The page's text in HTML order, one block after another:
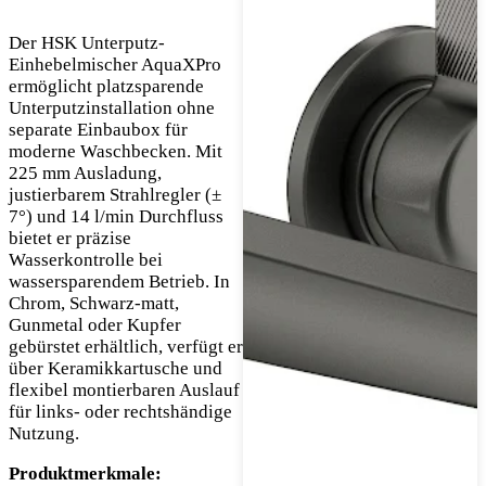
Der HSK Unterputz-
Einhebelmischer AquaXPro
ermöglicht platzsparende
Unterputzinstallation ohne
separate Einbaubox für
moderne Waschbecken. Mit
225 mm Ausladung,
justierbarem Strahlregler (±
7°) und 14 l/min Durchfluss
bietet er präzise
Wasserkontrolle bei
wassersparendem Betrieb. In
Chrom, Schwarz-matt,
Gunmetal oder Kupfer
gebürstet erhältlich, verfügt er
über Keramikkartusche und
flexibel montierbaren Auslauf
für links- oder rechtshändige
Nutzung.
Produktmerkmale: